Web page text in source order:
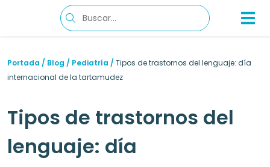
Portada / Blog / Pediatría / Tipos de trastornos del lenguaje: día
internacional de la tartamudez
Tipos de trastornos del
lenguaje: día